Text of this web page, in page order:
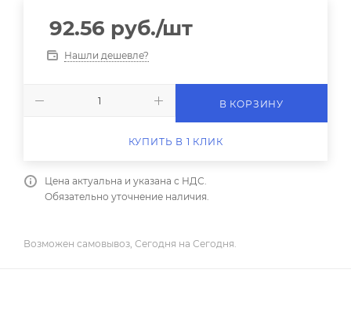
92.56 руб./шт
Нашли дешевле?
В КОРЗИНУ
КУПИТЬ В 1 КЛИК
Цена актуальна и указана с НДС.
Обязательно уточнение наличия.
Возможен самовывоз, Сегодня на Сегодня.